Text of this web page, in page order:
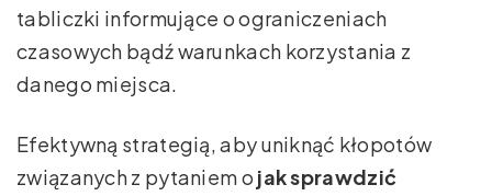
tabliczki informujące o ograniczeniach
czasowych bądź warunkach korzystania z
danego miejsca.
Efektywną strategią, aby uniknąć kłopotów
związanych z pytaniem o jak sprawdzić